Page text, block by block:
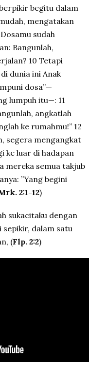
begitu dalam
mengatakan
sudah
Bangunlah,
10 Tetapi
dunia ini Anak
dosa”—
lumpuh itu—: 11
angkatlah
ke rumahmu!” 12
segera mengangkat
ke luar di hadapan
mereka semua takjub
”Yang begini
2:1-12)
sukacitaku dengan
sepikir, dalam satu
(Flp. 2:2)